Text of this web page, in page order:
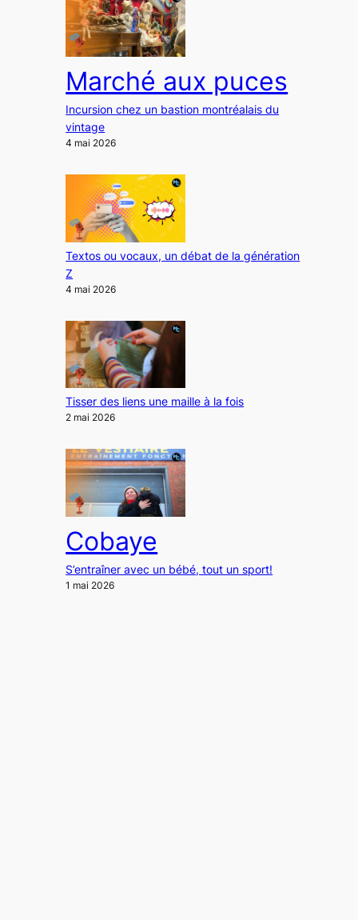
Marché aux puces
Incursion chez un bastion montréalais du
vintage
4 mai 2026
Textos ou vocaux, un débat de la génération
Z
4 mai 2026
Tisser des liens une maille à la fois
2 mai 2026
Cobaye
S’entraîner avec un bébé, tout un sport!
1 mai 2026